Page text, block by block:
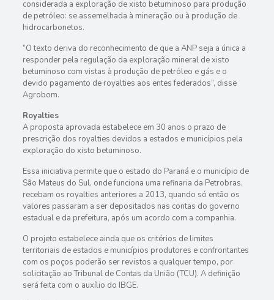
considerada a exploração de xisto betuminoso para produção
de petróleo: se assemelhada à mineração ou à produção de
hidrocarbonetos.
“O texto deriva do reconhecimento de que a ANP seja a única a
responder pela regulação da exploração mineral de xisto
betuminoso com vistas à produção de petróleo e gás e o
devido pagamento de royalties aos entes federados”, disse
Agrobom.
Royalties
A proposta aprovada estabelece em 30 anos o prazo de
prescrição dos royalties devidos a estados e municípios pela
exploração do xisto betuminoso.
Essa iniciativa permite que o estado do Paraná e o município de
São Mateus do Sul, onde funciona uma refinaria da Petrobras,
recebam os royalties anteriores a 2013, quando só então os
valores passaram a ser depositados nas contas do governo
estadual e da prefeitura, após um acordo com a companhia.
O projeto estabelece ainda que os critérios de limites
territoriais de estados e municípios produtores e confrontantes
com os poços poderão ser revistos a qualquer tempo, por
solicitação ao Tribunal de Contas da União (TCU). A definição
será feita com o auxílio do IBGE.